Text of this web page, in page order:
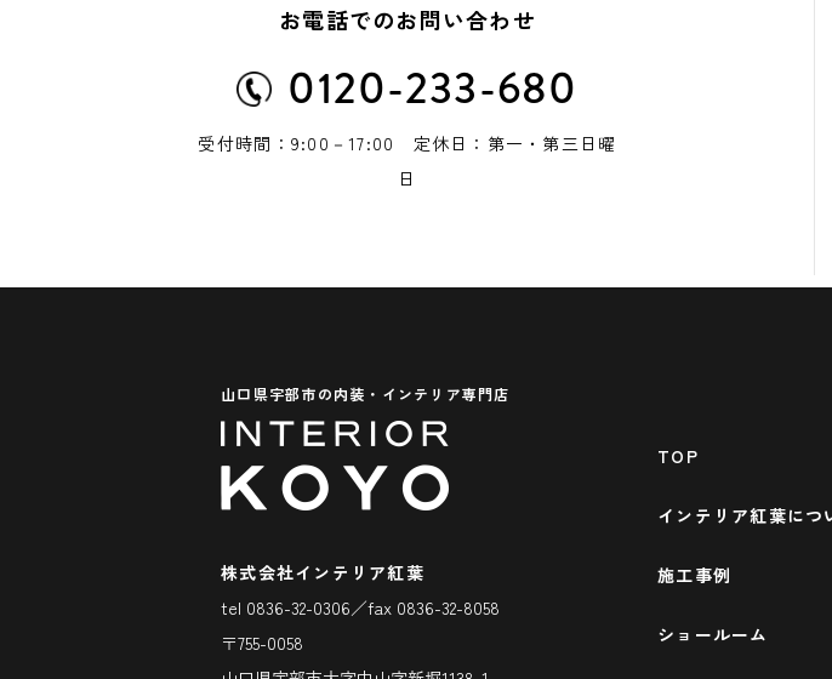
お電話でのお問い合わせ
0120-233-680
受付時間：9:00－17:00 定休日：第一・第三日曜
日
山口県宇部市の内装・インテリア専門店
株式会社インテリア紅葉
tel 0836-32-0306／fax 0836-32-8058
〒755-0058
TOP
インテリア紅葉につ
施工事例
ショールーム